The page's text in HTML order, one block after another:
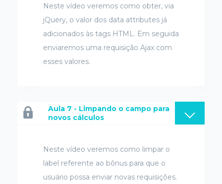
Neste vídeo veremos como obter, via
jQuery, o valor dos data attributes já
adicionados às tags HTML. Em seguida
enviaremos uma requisição Ajax com
esses valores.
Aula 7 - Limpando o campo para
novos cálculos
Neste vídeo veremos como limpar o
label referente ao bônus para que o
usuário possa enviar novas requisições.